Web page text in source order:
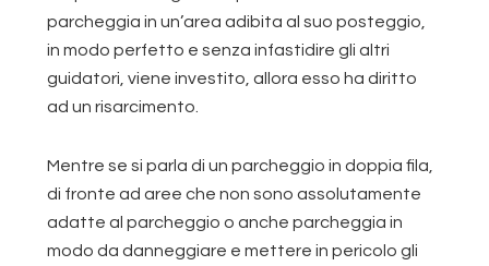
parcheggia in un’area adibita al suo posteggio,
in modo perfetto e senza infastidire gli altri
guidatori, viene investito, allora esso ha diritto
ad un risarcimento.
Mentre se si parla di un parcheggio in doppia fila,
di fronte ad aree che non sono assolutamente
adatte al parcheggio o anche parcheggia in
modo da danneggiare e mettere in pericolo gli